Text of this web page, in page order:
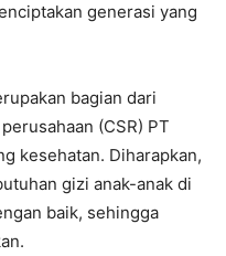
generasi yang
bagian dari
(CSR) PT
kesehatan. Diharapkan,
gizi anak-anak di
baik, sehingga